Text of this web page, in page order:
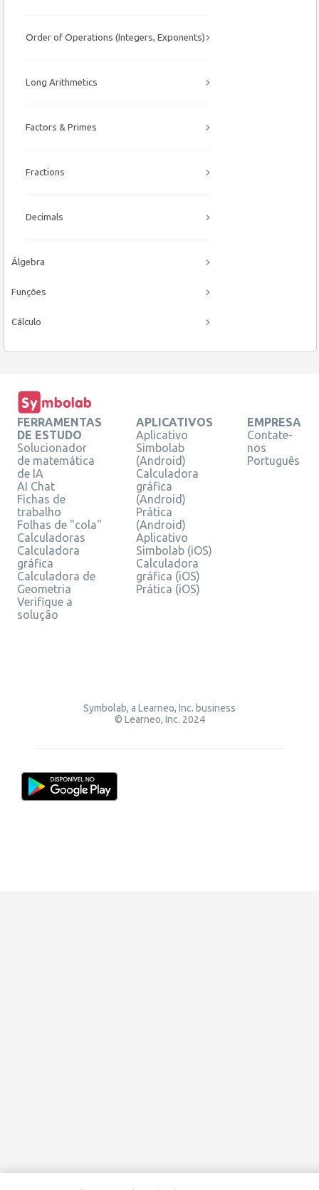
Order of Operations (Integers, Exponents)
Long Arithmetics
Factors & Primes
Fractions
Decimals
Álgebra
Funções
Cálculo
FERRAMENTAS
DE ESTUDO
Solucionador
de matemática
de IA
AI Chat
Fichas de
trabalho
Folhas de "cola"
Calculadoras
Calculadora
gráfica
Calculadora de
Geometria
Verifique a
solução
APLICATIVOS
Aplicativo
Simbolab
(Android)
Calculadora
gráfica
(Android)
Prática
(Android)
Aplicativo
Simbolab (iOS)
Calculadora
gráfica (iOS)
Prática (iOS)
EMPRESA
Contate-
nos
Português
Symbolab, a Learneo, Inc. business
© Learneo, Inc. 2024